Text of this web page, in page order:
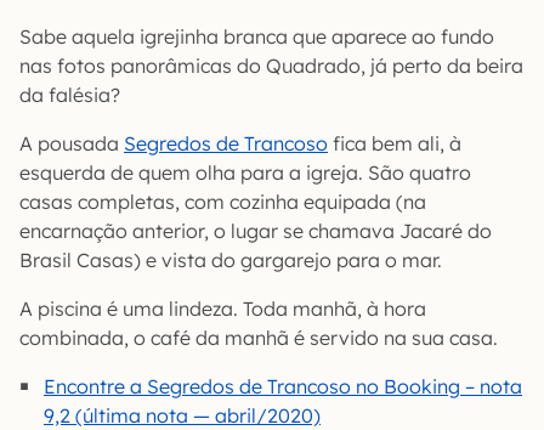
Sabe aquela igrejinha branca que aparece ao fundo
nas fotos panorâmicas do Quadrado, já perto da beira
da falésia?
A pousada Segredos de Trancoso fica bem ali, à
esquerda de quem olha para a igreja. São quatro
casas completas, com cozinha equipada (na
encarnação anterior, o lugar se chamava Jacaré do
Brasil Casas) e vista do gargarejo para o mar.
A piscina é uma lindeza. Toda manhã, à hora
combinada, o café da manhã é servido na sua casa.
Encontre a Segredos de Trancoso no Booking – nota
9,2 (última nota — abril/2020)